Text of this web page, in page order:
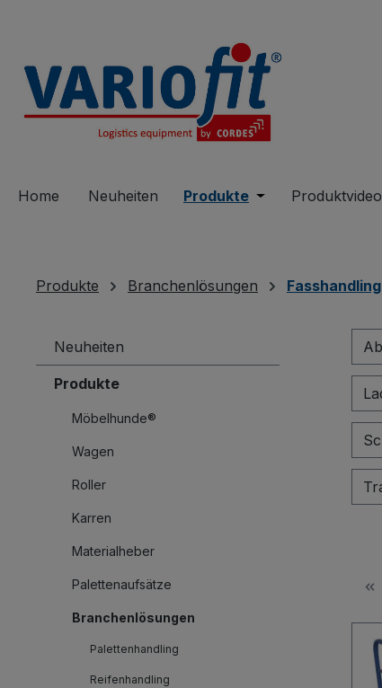
Home Neuheiten Produkte Öffne oder
Produkte Branchenlösungen Fasshandling
Neuheiten
Produkte
Möbelhunde®
Wagen
Roller
Karren
Materialheber
Palettenaufsätze
Branchenlösungen
Palettenhandling
Reifenhandling